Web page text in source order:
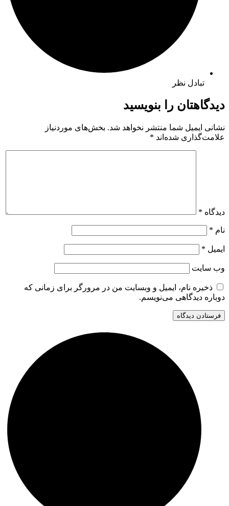
تبادل نظر
دیدگاهتان را بنویسید
نشانی ایمیل شما منتشر نخواهد شد. بخش‌های موردنیاز
علامت‌گذاری شده‌اند *
دیدگاه *
نام *
ایمیل *
وب‌ سایت
ذخیره نام، ایمیل و وبسایت من در مرورگر برای زمانی که
دوباره دیدگاهی می‌نویسم.